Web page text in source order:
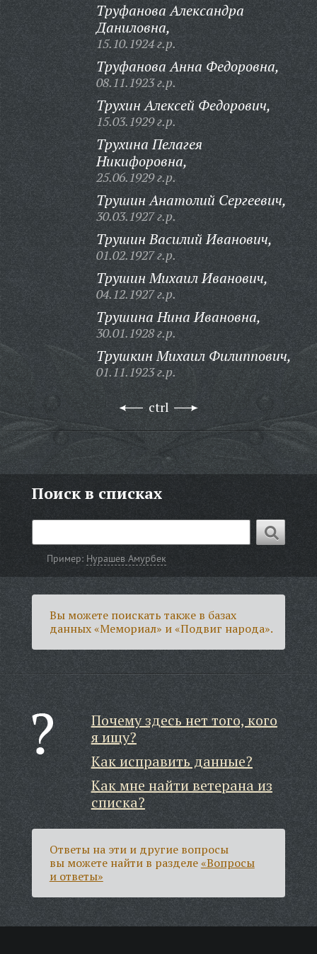
Труфанова Александра
Даниловна,
15.10.1924 г.р.
Труфанова Анна Федоровна,
08.11.1923 г.р.
Трухин Алексей Федорович,
15.03.1929 г.р.
Трухина Пелагея
Никифоровна,
25.06.1929 г.р.
Трушин Анатолий Сергеевич,
30.03.1927 г.р.
Трушин Василий Иванович,
01.02.1927 г.р.
Трушин Михаил Иванович,
04.12.1927 г.р.
Трушина Нина Ивановна,
30.01.1928 г.р.
Трушкин Михаил Филиппович,
01.11.1923 г.р.
ctrl
Поиск в списках
Пример: Нурашев Амурбек
Вы можете поискать также в базах
данных «Мемориал» и «Подвиг народа».
Почему здесь нет того, кого
я ищу?
Как исправить данные?
Как мне найти ветерана из
списка?
Ответы на эти и другие вопросы
вы можете найти в разделе«Вопросы
и ответы»